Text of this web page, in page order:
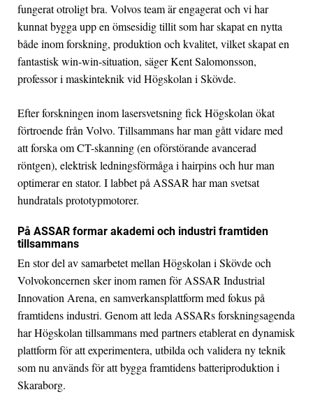
fungerat otroligt bra. Volvos team är engagerat och vi har
kunnat bygga upp en ömsesidig tillit som har skapat en nytta
både inom forskning, produktion och kvalitet, vilket skapat en
fantastisk win-win-situation, säger Kent Salomonsson,
professor i maskinteknik vid Högskolan i Skövde.
Efter forskningen inom lasersvetsning fick Högskolan ökat
förtroende från Volvo. Tillsammans har man gått vidare med
att forska om CT-skanning (en oförstörande avancerad
röntgen), elektrisk ledningsförmåga i hairpins och hur man
optimerar en stator. I labbet på ASSAR har man svetsat
hundratals prototypmotorer.
På ASSAR formar akademi och industri framtiden
tillsammans
En stor del av samarbetet mellan Högskolan i Skövde och
Volvokoncernen sker inom ramen för ASSAR Industrial
Innovation Arena, en samverkansplattform med fokus på
framtidens industri. Genom att leda ASSARs forskningsagenda
har Högskolan tillsammans med partners etablerat en dynamisk
plattform för att experimentera, utbilda och validera ny teknik
som nu används för att bygga framtidens batteriproduktion i
Skaraborg.